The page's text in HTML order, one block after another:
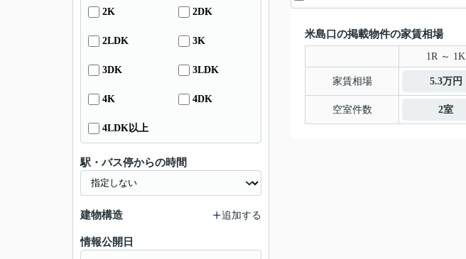
米島口の掲載物件の家賃相場
1R ～ 1K
家賃相場 5.3万円
空室件数 2室
2K 2DK
2LDK 3K
3DK 3LDK
4K 4DK
4LDK以上
駅・バス停からの時間
建物構造 追加する
情報公開日